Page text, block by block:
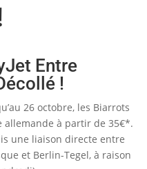
Entre
!
26 octobre, les Biarrots
allemande à partir de 35€*.
une liaison directe entre
et Berlin-Tegel, à raison